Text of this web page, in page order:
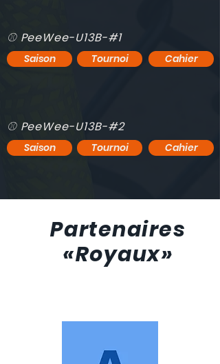
⚾️ PeeWee-U13B-#1
Saison Tournoi Cahier
⚾️ PeeWee-U13B-#2
Saison Tournoi Cahier
Partenaires
«Royaux»